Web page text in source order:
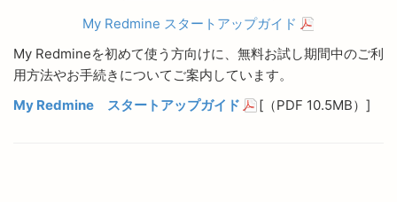
My Redmine スタートアップガイド
My Redmineを初めて使う方向けに、無料お試し期間中のご利
用方法やお手続きについてご案内しています。
My Redmine スタートアップガイド
[（PDF 10.5MB）]